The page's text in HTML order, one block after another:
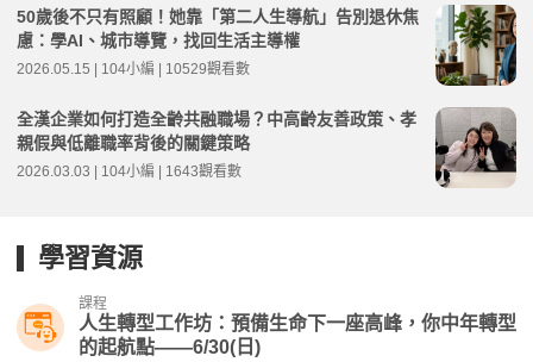
50歲後不只有照顧！她靠「第二人生導航」告別退休焦
慮：學AI、城市導覽，找回生活主導權
2026.05.15 | 104小編 | 10529觀看數
全漢企業如何打造全齡共融職場？中高齡友善政策、孝
親假與低離職率背後的關鍵策略
2026.03.03 | 104小編 | 1643觀看數
學習資源
課程
人生轉型工作坊：預備生命下一座高峰，你中年轉型
的起航點——6/30(日)